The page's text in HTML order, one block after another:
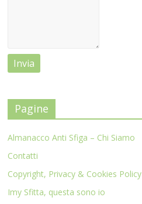
Pagine
Almanacco Anti Sfiga – Chi Siamo
Contatti
Copyright, Privacy & Cookies Policy
Imy Sfitta, questa sono io